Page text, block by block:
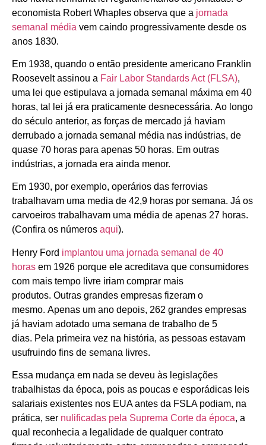
economista Robert Whaples observa que a jornada
semanal média vem caindo progressivamente desde os
anos 1830.
Em 1938, quando o então presidente americano Franklin
Roosevelt assinou a Fair Labor Standards Act (FLSA),
uma lei que estipulava a jornada semanal máxima em 40
horas, tal lei já era praticamente desnecessária. Ao longo
do século anterior, as forças de mercado já haviam
derrubado a jornada semanal média nas indústrias, de
quase 70 horas para apenas 50 horas. Em outras
indústrias, a jornada era ainda menor.
Em 1930, por exemplo, operários das ferrovias
trabalhavam uma media de 42,9 horas por semana. Já os
carvoeiros trabalhavam uma média de apenas 27 horas.
(Confira os números aqui).
Henry Ford implantou uma jornada semanal de 40
horas em 1926 porque ele acreditava que consumidores
com mais tempo livre iriam comprar mais
produtos. Outras grandes empresas fizeram o
mesmo. Apenas um ano depois, 262 grandes empresas
já haviam adotado uma semana de trabalho de 5
dias. Pela primeira vez na história, as pessoas estavam
usufruindo fins de semana livres.
Essa mudança em nada se deveu às legislações
trabalhistas da época, pois as poucas e esporádicas leis
salariais existentes nos EUA antes da FSLA podiam, na
prática, ser nulificadas pela Suprema Corte da época, a
qual reconhecia a legalidade de qualquer contrato